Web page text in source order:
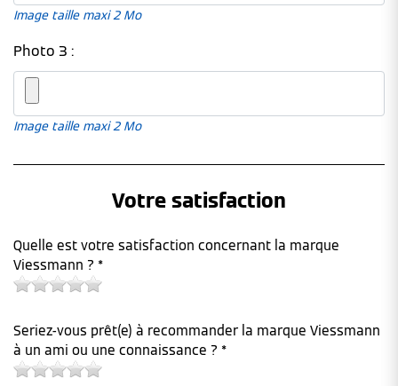
Image taille maxi 2 Mo
Photo 3 :
Image taille maxi 2 Mo
Votre satisfaction
Quelle est votre satisfaction concernant la marque
Viessmann ? *
Seriez-vous prêt(e) à recommander la marque Viessmann
à un ami ou une connaissance ? *